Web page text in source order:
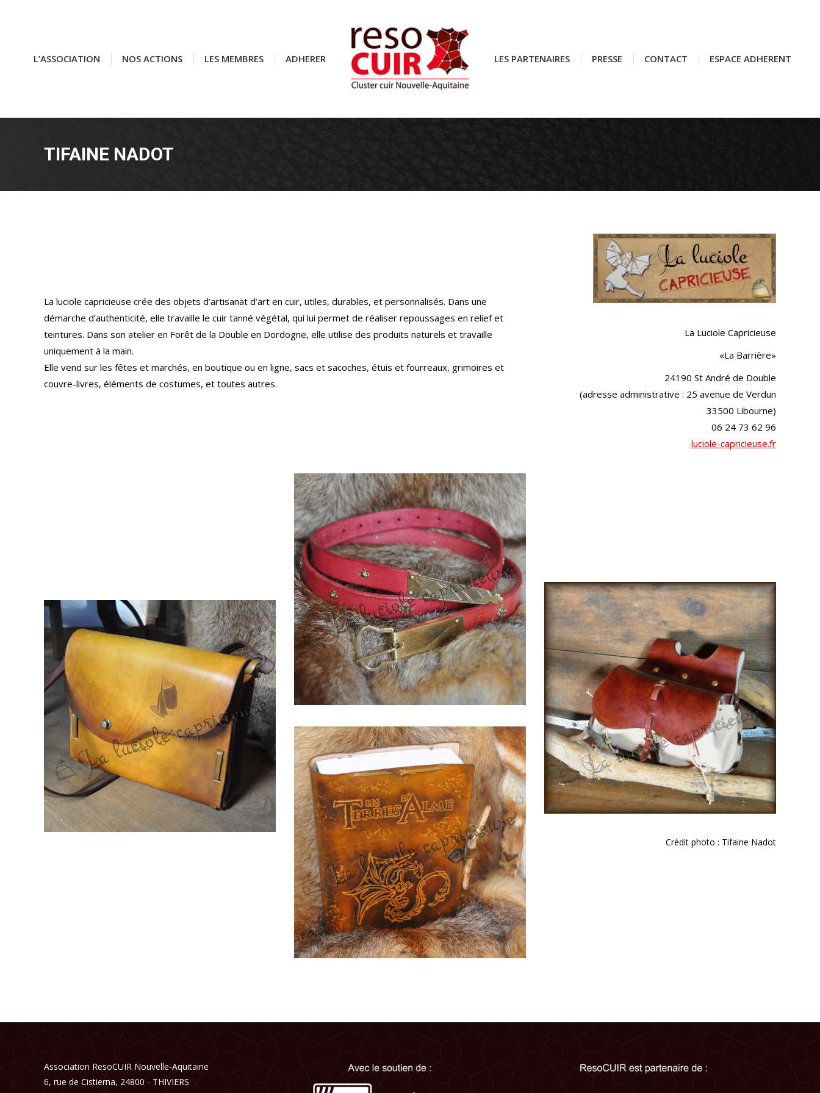
L’ASSOCIATION NOS ACTIONS LES MEMBRES ADHERER LES PARTENAIRES PRESSE CONTACT ESPACE ADHERENT
TIFAINE NADOT
La luciole capricieuse crée des objets d’artisanat d’art en cuir, utiles, durables, et personnalisés. Dans une
démarche d’authenticité, elle travaille le cuir tanné végétal, qui lui permet de réaliser repoussages en relief et
teintures. Dans son atelier en Forêt de la Double en Dordogne, elle utilise des produits naturels et travaille
uniquement à la main.
Elle vend sur les fêtes et marchés, en boutique ou en ligne, sacs et sacoches, étuis et fourreaux, grimoires et
couvre-livres, éléments de costumes, et toutes autres.
La Luciole Capricieuse
«La Barrière»
24190 St André de Double
(adresse administrative : 25 avenue de Verdun
33500 Libourne)
06 24 73 62 96
luciole-capricieuse.fr
Crédit photo : Tifaine Nadot
Association ResoCUIR Nouvelle-Aquitaine
6, rue de Cistierna, 24800 - THIVIERS
L’ASSOCIATION NOS ACTIONS LES MEMBRES ADHERER LES PARTENAIRES PRESSE CONTACT ESPACE ADHERENT